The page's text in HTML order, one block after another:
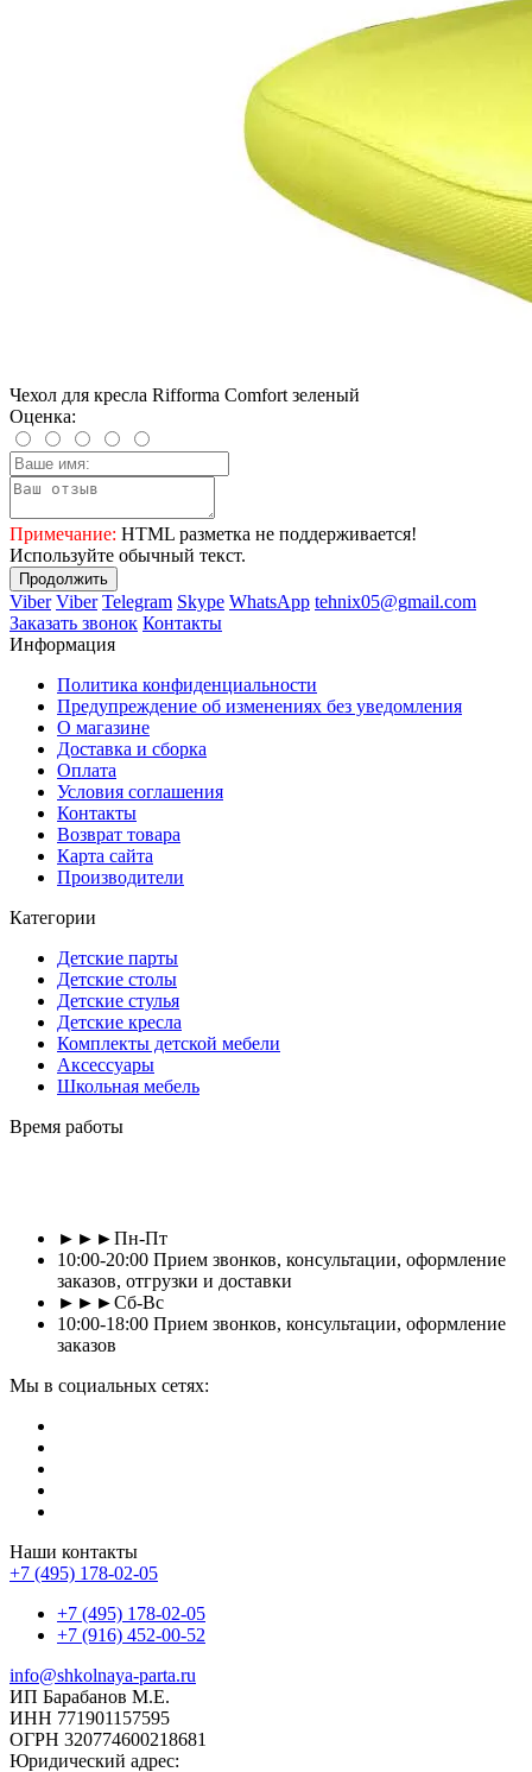
Чехол для кресла Rifforma Comfort зеленый
Оценка:
Примечание: HTML разметка не поддерживается!
Используйте обычный текст.
Продолжить
Viber Viber Telegram Skype WhatsApp tehnix05@gmail.com
Заказать звонок Контакты
Информация
Политика конфиденциальности
Предупреждение об изменениях без уведомления
О магазине
Доставка и сборка
Оплата
Условия соглашения
Контакты
Возврат товара
Карта сайта
Производители
Категории
Детские парты
Детские столы
Детские стулья
Детские кресла
Комплекты детской мебели
Аксессуары
Школьная мебель
Время работы
►►►Пн-Пт
10:00-20:00 Прием звонков, консультации, оформление
заказов, отгрузки и доставки
►►►Сб-Вс
10:00-18:00 Прием звонков, консультации, оформление
заказов
Мы в социальных сетях:
Наши контакты
+7 (495) 178-02-05
+7 (495) 178-02-05
+7 (916) 452-00-52
info@shkolnaya-parta.ru
ИП Барабанов М.Е.
ИНН 771901157595
ОГРН 320774600218681
Юридический адрес: